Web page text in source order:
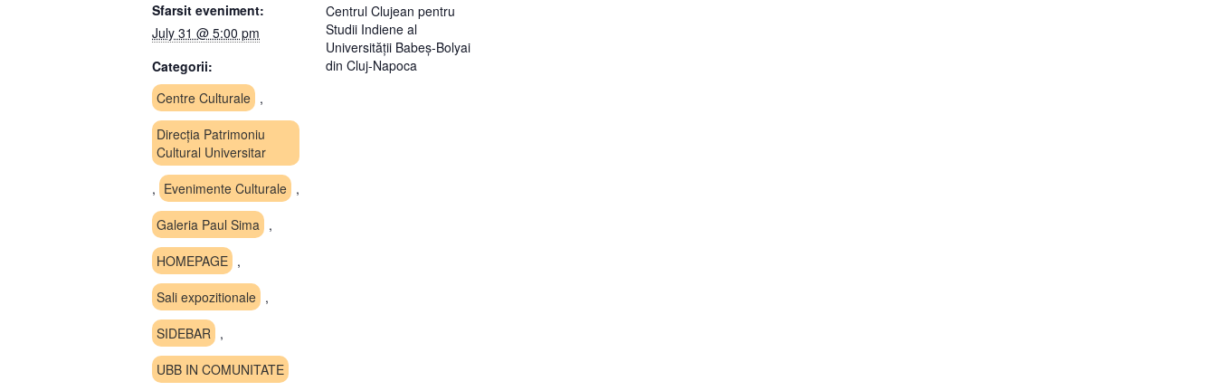
Sfarsit eveniment:
July 31 @ 5:00 pm
Categorii:
Centre Culturale ,
Direcția Patrimoniu
Cultural Universitar
, Evenimente Culturale ,
Galeria Paul Sima ,
HOMEPAGE ,
Sali expozitionale ,
SIDEBAR ,
UBB IN COMUNITATE
Centrul Clujean pentru
Studii Indiene al
Universității Babeș-Bolyai
din Cluj-Napoca